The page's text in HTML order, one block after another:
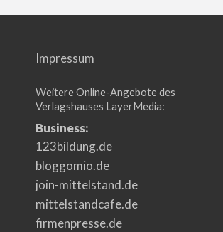
Impressum
Weitere Online-Angebote des
Verlagshauses LayerMedia:
Business:
123bildung.de
bloggomio.de
join-mittelstand.de
mittelstandcafe.de
firmenpresse.de